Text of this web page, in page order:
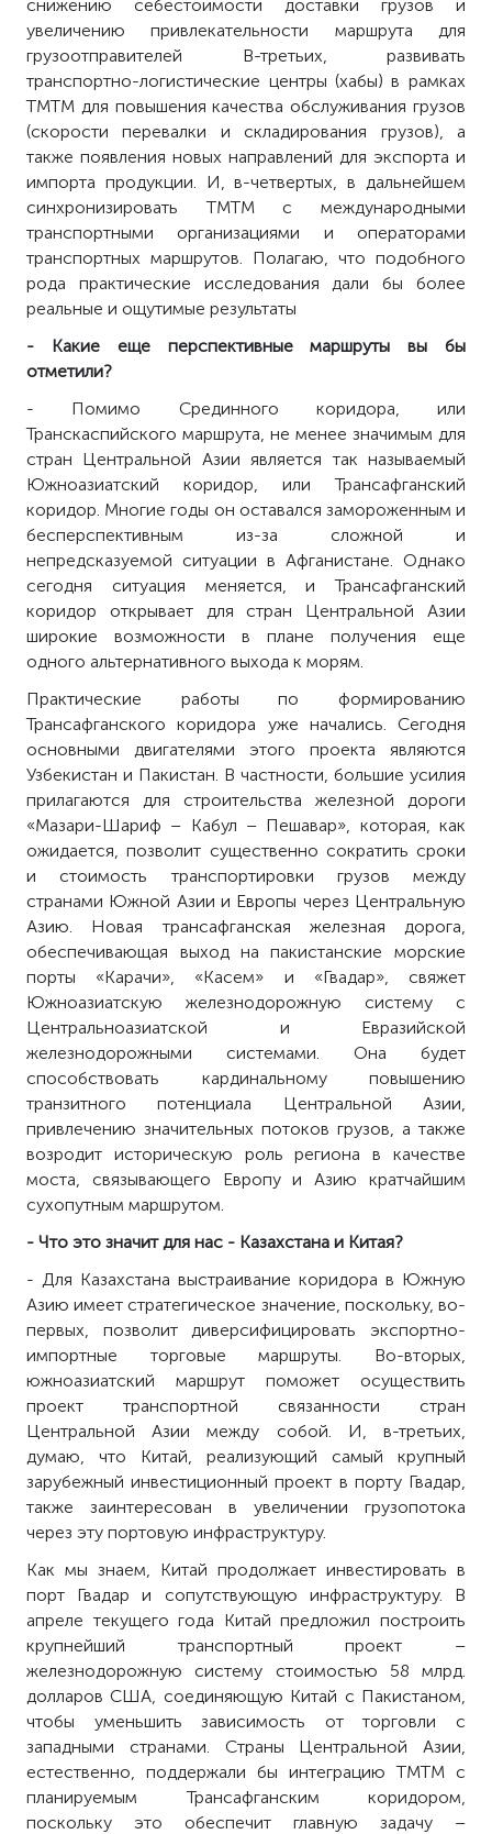
снижению себестоимости доставки грузов и
увеличению привлекательности маршрута для
грузоотправителей В-третьих, развивать
транспортно-логистические центры (хабы) в рамках
ТМТМ для повышения качества обслуживания грузов
(скорости перевалки и складирования грузов), а
также появления новых направлений для экспорта и
импорта продукции. И, в-четвертых, в дальнейшем
синхронизировать ТМТМ с международными
транспортными организациями и операторами
транспортных маршрутов. Полагаю, что подобного
рода практические исследования дали бы более
реальные и ощутимые результаты
- Какие еще перспективные маршруты вы бы
отметили?
- Помимо Срединного коридора, или
Транскаспийского маршрута, не менее значимым для
стран Центральной Азии является так называемый
Южноазиатский коридор, или Трансафганский
коридор. Многие годы он оставался замороженным и
бесперспективным из-за сложной и
непредсказуемой ситуации в Афганистане. Однако
сегодня ситуация меняется, и Трансафганский
коридор открывает для стран Центральной Азии
широкие возможности в плане получения еще
одного альтернативного выхода к морям.
Практические работы по формированию
Трансафганского коридора уже начались. Сегодня
основными двигателями этого проекта являются
Узбекистан и Пакистан. В частности, большие усилия
прилагаются для строительства железной дороги
«Мазари-Шариф – Кабул – Пешавар», которая, как
ожидается, позволит существенно сократить сроки
и стоимость транспортировки грузов между
странами Южной Азии и Европы через Центральную
Азию. Новая трансафганская железная дорога,
обеспечивающая выход на пакистанские морские
порты «Карачи», «Касем» и «Гвадар», свяжет
Южноазиатскую железнодорожную систему с
Центральноазиатской и Евразийской
железнодорожными системами. Она будет
способствовать кардинальному повышению
транзитного потенциала Центральной Азии,
привлечению значительных потоков грузов, а также
возродит историческую роль региона в качестве
моста, связывающего Европу и Азию кратчайшим
сухопутным маршрутом.
- Что это значит для нас - Казахстана и Китая?
- Для Казахстана выстраивание коридора в Южную
Азию имеет стратегическое значение, поскольку, во-
первых, позволит диверсифицировать экспортно-
импортные торговые маршруты. Во-вторых,
южноазиатский маршрут поможет осуществить
проект транспортной связанности стран
Центральной Азии между собой. И, в-третьих,
думаю, что Китай, реализующий самый крупный
зарубежный инвестиционный проект в порту Гвадар,
также заинтересован в увеличении грузопотока
через эту портовую инфраструктуру.
Как мы знаем, Китай продолжает инвестировать в
порт Гвадар и сопутствующую инфраструктуру. В
апреле текущего года Китай предложил построить
крупнейший транспортный проект –
железнодорожную систему стоимостью 58 млрд.
долларов США, соединяющую Китай с Пакистаном,
чтобы уменьшить зависимость от торговли с
западными странами. Страны Центральной Азии,
естественно, поддержали бы интеграцию ТМТМ с
планируемым Трансафганским коридором,
поскольку это обеспечит главную задачу –